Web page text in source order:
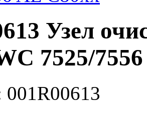
Узел
7525/
001R00613